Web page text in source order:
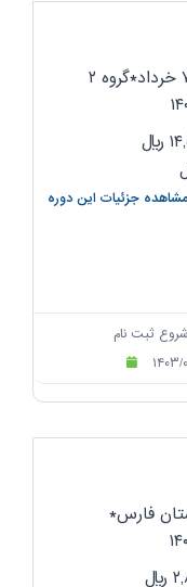
مربیگری کراس فیت - بانوان-*۷ خرداد*گروه ۲
ریال
مشاهده جزئیات این دوره
ثبت نام
۰۱/۲۱
فارس*
ریال